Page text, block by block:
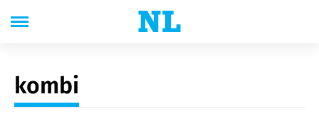
kombi